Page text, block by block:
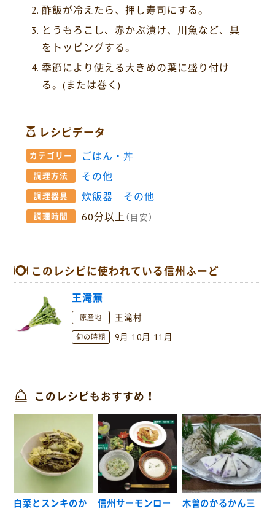
酢飯が冷えたら、押し寿司にする。
とうもろこし、赤かぶ漬け、川魚など、具
をトッピングする。
季節により使える大きめの葉に盛り付け
る。(または巻く)
レシピデータ
カテゴリー ごはん・丼
調理方法 その他
調理器具 炊飯器 その他
調理時間 60分以上 （目安）
このレシピに使われている信州ふーど
王滝蕪
原産地 王滝村
旬の時期 9月 10月 11月
このレシピもおすすめ！
白菜とスンキのか 信州サーモンロー 木曽のかるかん三